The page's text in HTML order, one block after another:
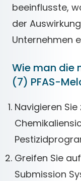
beeinflusste,
der
Unternehmen
Wie man die
(7) PFAS-
Navigieren
Greifen Sie
Submission